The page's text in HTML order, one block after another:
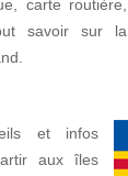
carte routière,
savoir sur la
et infos
aux îles